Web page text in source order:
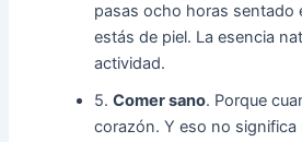
pasas ocho horas sentado
estás de piel. La esencia
actividad.
5.Comer sano. Porque
corazón. Y eso no significa